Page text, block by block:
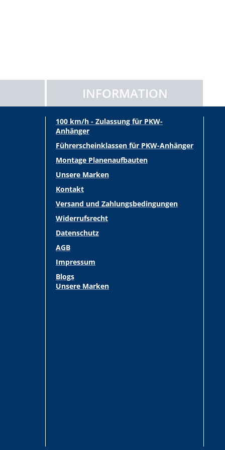
INFORMATION
100 km/h - Zulassung für PKW-
Anhänger
Führerscheinklassen für PKW-Anhänger
Montage Planenaufbauten
Unsere Marken
Kontakt
Versand und Zahlungsbedingungen
Widerrufsrecht
Datenschutz
AGB
Impressum
Blogs
Unsere Marken